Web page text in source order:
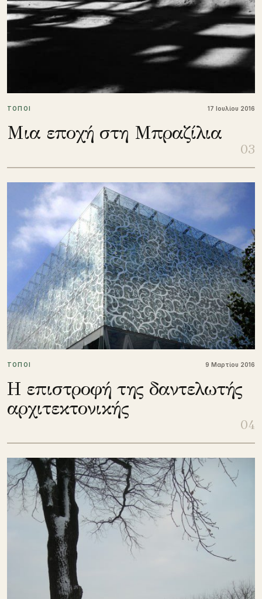
ΤΟΠΟΙ 17 Ιουλίου 2016
Μια εποχή στη Μπραζίλια
03
ΤΟΠΟΙ 9 Μαρτίου 2016
H επιστροφή της δαντελωτής
αρχιτεκτονικής
04